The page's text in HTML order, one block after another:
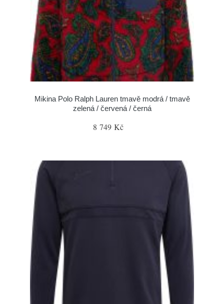
Mikina Polo Ralph Lauren tmavě modrá / tmavě
zelená / červená / černá
8 749 Kč